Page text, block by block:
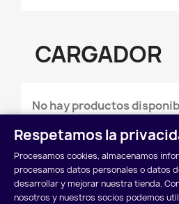
CARGADOR
No hay productos
¡Estate atento!
productos.
search
Respetamos la
Procesamos cookies, almacenamos
procesamos datos personales o datos
desarrollar y mejorar nuestra tienda.
nosotros y nuestros socios podemos